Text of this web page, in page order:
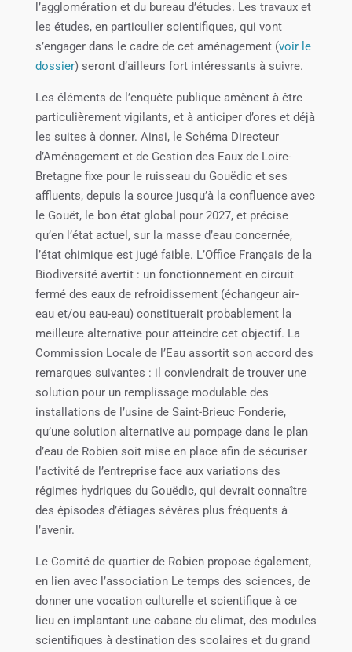
l’agglomération et du bureau d’études. Les travaux et
les études, en particulier scientifiques, qui vont
s’engager dans le cadre de cet aménagement (voir le
dossier) seront d’ailleurs fort intéressants à suivre.
Les éléments de l’enquête publique amènent à être
particulièrement vigilants, et à anticiper d’ores et déjà
les suites à donner. Ainsi, le Schéma Directeur
d’Aménagement et de Gestion des Eaux de Loire-
Bretagne fixe pour le ruisseau du Gouëdic et ses
affluents, depuis la source jusqu’à la confluence avec
le Gouët, le bon état global pour 2027, et précise
qu’en l’état actuel, sur la masse d’eau concernée,
l’état chimique est jugé faible. L’Office Français de la
Biodiversité avertit : un fonctionnement en circuit
fermé des eaux de refroidissement (échangeur air-
eau et/ou eau-eau) constituerait probablement la
meilleure alternative pour atteindre cet objectif. La
Commission Locale de l’Eau assortit son accord des
remarques suivantes : il conviendrait de trouver une
solution pour un remplissage modulable des
installations de l’usine de Saint-Brieuc Fonderie,
qu’une solution alternative au pompage dans le plan
d’eau de Robien soit mise en place afin de sécuriser
l’activité de l’entreprise face aux variations des
régimes hydriques du Gouëdic, qui devrait connaître
des épisodes d’étiages sévères plus fréquents à
l’avenir.
Le Comité de quartier de Robien propose également,
en lien avec l’association Le temps des sciences, de
donner une vocation culturelle et scientifique à ce
lieu en implantant une cabane du climat, des modules
scientifiques à destination des scolaires et du grand